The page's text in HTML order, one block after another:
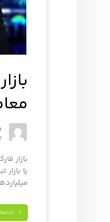
بازار
یا